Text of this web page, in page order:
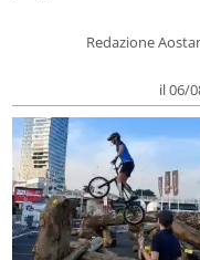
Redazione
il 06/